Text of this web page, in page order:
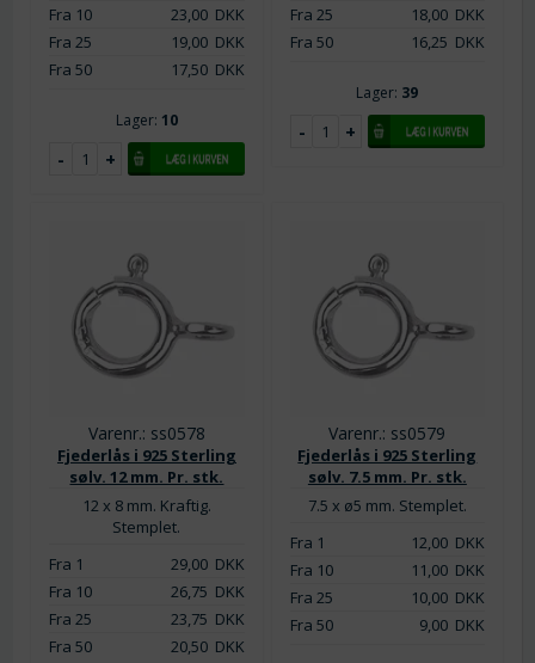
Fra 10
23,00DKK
Fra 25
19,00DKK
Fra 50
17,50DKK
Lager: 10
Fra 25
18,00 DKK
Fra 50
16,25 DKK
Lager: 39
Varenr.: ss0578
Fjederlås i 925 Sterling
sølv. 12 mm. Pr. stk.
12 x 8 mm. Kraftig.
Stemplet.
Fra 1
29,00DKK
Fra 10
26,75 DKK
Fra 25
23,75 DKK
Fra 50
20,50DKK
Varenr.: ss0579
Fjederlås i 925 Sterling
sølv. 7.5 mm. Pr. stk.
7.5 x ø5 mm. Stemplet.
Fra 1
12,00 DKK
Fra 10
11,00 DKK
Fra 25
10,00 DKK
Fra 50
9,00 DKK